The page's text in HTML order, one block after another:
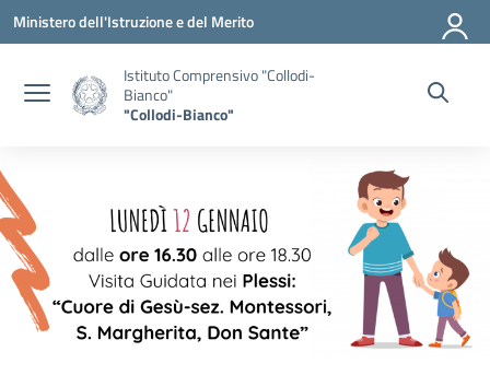
Vai ai contenuti
Vai al menu di navigazione
Vai al footer
Ministero dell'Istruzione e del Merito
Istituto Comprensivo "Collodi-
Bianco"
"Collodi-Bianco"